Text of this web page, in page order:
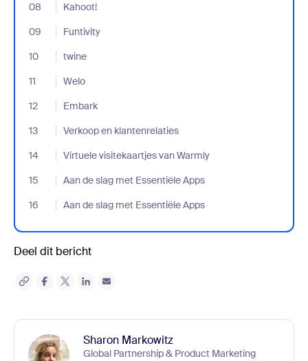
08
Kahoot!
- Jumplink to Kahoot!
09
Funtivity
- Jumplink to Funtivity
10
twine
- Jumplink to twine
11
Welo
- Jumplink to Welo
12
Embark
- Jumplink to Embark
13
Verkoop en klantenrelaties
- Jumplink to Verkoop en klantenrelaties
14
Virtuele visitekaartjes van Warmly
- Jumplink to Virtuele visitekaartjes van Warmly
15
Aan de slag met Essentiële Apps
- Jumplink to Aan de slag met Essentiële Apps
16
Aan de slag met Essentiële Apps
- Jumplink to Aan de slag met Essentiële Apps
Deel dit bericht
Sharon Markowitz
Global Partnership & Product Marketing